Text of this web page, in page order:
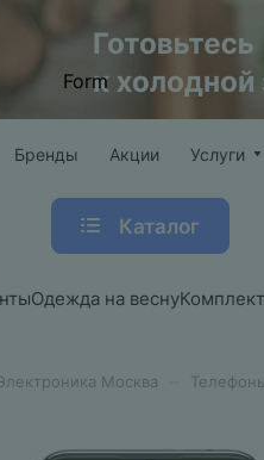
Бренды Акции Услуги
Каталог
Одежда на весну
Москва
Form